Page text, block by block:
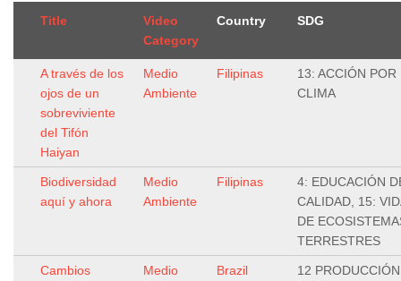
Title
Video
Category
Country SDG
A través de los
ojos de un
sobreviviente
del Tifón
Haiyan
Medio
Ambiente
Filipinas
13: ACCIÓN POR
CLIMA
Biodiversidad
aquí y ahora
Medio
Ambiente
Filipinas
4: EDUCACIÓN
CALIDAD, 15:
DE
TERRESTRES
Cambios
Medio
Brazil
12